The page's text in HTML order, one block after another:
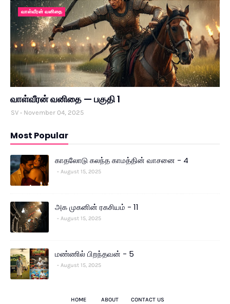
வாள்வீரன் வனிதை
வாள்வீரன் வனிதை — பகுதி 1
SV November 04, 2025
Most Popular
காதலோடு கலந்த காமத்தின் வாசனை - 4
August 15, 2025
அக முகனின் ரகசியம் - 11
August 15, 2025
மண்ணில் பிறந்தவன் - 5
August 15, 2025
HOME ABOUT CONTACT US